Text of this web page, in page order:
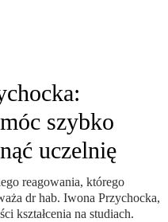
szybko
uczelnię
reagowania, którego
dr hab. Iwona Przychocka,
kształcenia na studiach.